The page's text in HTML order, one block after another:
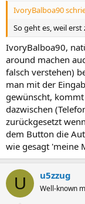
IvoryBalboa90
So geht es, weil
IvoryBalboa90,
around machen
falsch verstehen)
man mit der
gewünscht,
dazwischen
zurückgesetzt
dem Button die
wie gesagt 'meine
U u5zzug
Well-known